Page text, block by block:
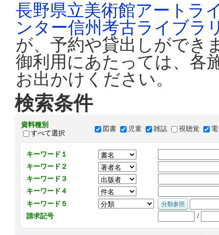
長野県立美術館アートラ
ンター信州考古ライブラ
が、予約や貸出しができ
御利用にあたっては、各
お出かけください。
検索条件
資料種別
すべて選択
図書 児童 雑誌 視聴覚
キーワード１
キーワード２
キーワード３
キーワード４
キーワード５
請求記号
/